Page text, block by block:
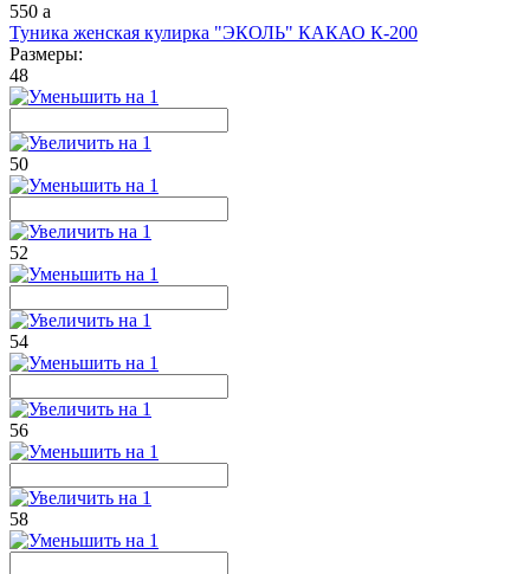
550 a
Туника женская кулирка "ЭКОЛЬ" КАКАО К-200
Размеры:
48
50
52
54
56
58